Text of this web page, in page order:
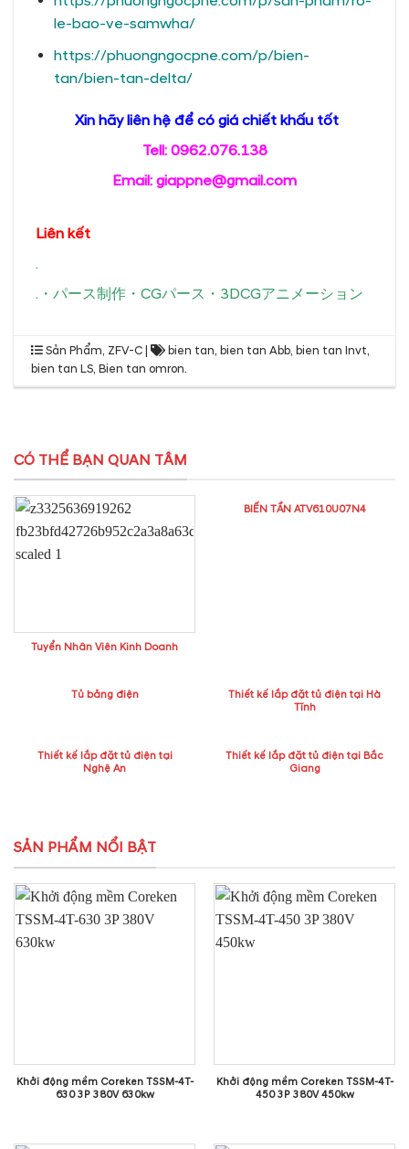
le-bao-ve-samwha/
https://phuongngocpne.com/p/bien-
tan/bien-tan-delta/
Xin hãy liên hệ để có giá chiết khấu tốt
Tell: 0962.076.138
Email: giappne@gmail.com
Liên kết
.
. ・ パース制作 ・ CGパース ・ 3DCGアニメーション
Sản Phẩm, ZFV-C | bien tan,bien tan Abb,bien tan Invt,
bien tan LS,Bien tan omron.
CÓ THỂ BẠN QUAN TÂM
Tuyển Nhân Viên Kinh Doanh
BIẾN TẦN ATV610U07N4
Tủ bảng điện
Thiết kế lắp đặt tủ điện tại Hà
Tĩnh
Thiết kế lắp đặt tủ điện tại
Nghệ An
Thiết kế lắp đặt tủ điện tại Bắc
Giang
SẢN PHẨM NỔI BẬT
Khởi động mềm Coreken TSSM-4T-
630 3P 380V 630kw
Khởi động mềm Coreken TSSM-4T-
450 3P 380V 450kw